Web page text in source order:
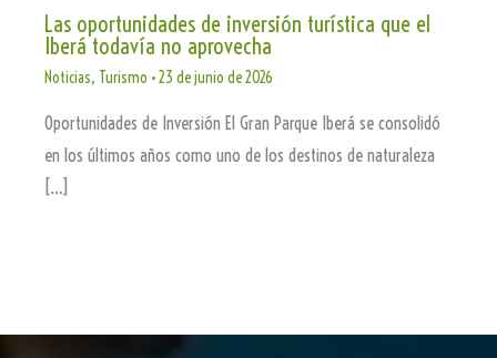
Las oportunidades de inversión turística que el
Iberá todavía no aprovecha
Noticias, Turismo •23 de junio de 2026
Oportunidades de Inversión El Gran Parque Iberá se consolidó
en los últimos años como uno de los destinos de naturaleza
[…]